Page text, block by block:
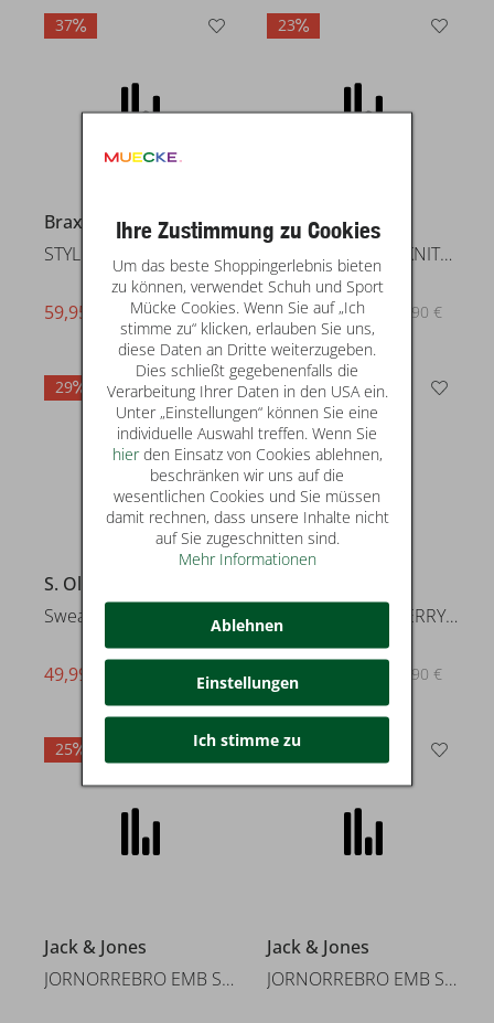
37
Brax
STYLE.SION
statt* 94,95 €
59,95 €
23
29
S. Oliver
Sweatshirt
statt* 69,99 €
49,99 €
23
LS HVY WEIGHT TERRY CK EMBLEM
statt* 129,90 €
99,99 €
25
Jack & Jones
JORNORREBRO EMB SWEAT CREW NOO
20
Jack & Jones
JORNORREBRO EMB SWEAT ZIP HOOD
Ihre Zustimmung zu Cookies
Um das beste Shoppingerlebnis bieten
zu können, verwendet Schuh und Sport
Mücke Cookies. Wenn Sie auf „Ich
stimme zu“ klicken, erlauben Sie uns,
diese Daten an Dritte weiterzugeben.
Dies schließt gegebenenfalls die
Verarbeitung Ihrer Daten in den USA ein.
Unter „Einstellungen“ können Sie eine
individuelle Auswahl treffen. Wenn Sie
hierden Einsatz von Cookies ablehnen,
beschränken wir uns auf die
wesentlichen Cookies und Sie müssen
damit rechnen, dass unsere Inhalte nicht
auf Sie zugeschnitten sind.
Mehr Informationen
Ablehnen
Einstellungen
Ich stimme zu